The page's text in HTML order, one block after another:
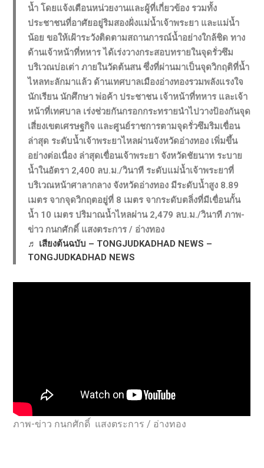
น้ำ โดยแจ้งเตือนหน่วยงานและผู้ที่เกี่ยวข้อง รวมทั้ง
ประชาชนที่อาศัยอยู่ริมสองฝั่งแม่น้ำเจ้าพระยา และแม่น้ำ
น้อย ขอให้เฝ้าระวังติดตามสถานการณ์น้ำอย่างใกล้ชิด ทาง
ด้านเจ้าหน้าที่ทหาร ได้เร่งวางกระสอบทรายในจุดรั่วซึม
บริเวณบ่อเต่า ภายในวัดต้นสน ซึ่งที่ผ่านมาเป็นจุดวิกฤติที่น้ำ
ไหลทะลักมาแล้ว ด้านเทศบาลเมืองอ่างทองรวมพลังแรงใจ
นักเรียน นักศึกษา พ่อค้า ประชาชน เจ้าหน้าที่ทหาร และเจ้า
หน้าที่เทศบาล เร่งช่วยกันกรอกกระทรายนำไปวางป้องกันจุด
เสี่ยงเขตเศรษฐกิจ และศูนย์ราชการตามจุดรั่วซึมริมเขื่อน
ล่าสุด ระดับน้ำเจ้าพระยาไหลผ่านจังหวัดอ่างทอง เพิ่มขึ้น
อย่างต่อเนื่อง ล่าสุดเขื่อนเจ้าพระยา จังหวัดชัยนาท ระบาย
น้ำในอัตรา 2,400 ลบ.ม./วินาที ระดับแม่น้ำเจ้าพระยาที่
บริเวณหน้าศาลากลาง จังหวัดอ่างทอง มีระดับน้ำสูง 8.89
เมตร จากจุดวิกฤตอยู่ที่ 8 เมตร จากระดับตลิ่งที่มีเขื่อนกั้น
น้ำ 10 เมตร ปริมาณน้ำไหลผ่าน 2,479 ลบ.ม./วินาที ภาพ-
ข่าว กนกศักดิ์ แสงตระการ / อ่างทอง
♬ เสียงต้นฉบับ – TONGJUDKADHAD NEWS –
TONGJUDKADHAD NEWS
ภาพ-ข่าว กนกศักดิ์ แสงตระการ / อ่างทอง